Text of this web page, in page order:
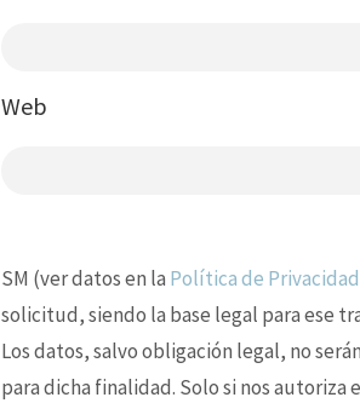
Web
SM (ver datos en la Política de Privacidad
solicitud, siendo la base legal para ese
Los datos, salvo obligación legal, no
para dicha finalidad. Solo si nos